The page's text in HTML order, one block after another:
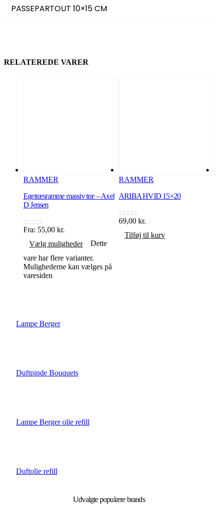
PASSEPARTOUT 10×15 CM
RELATEREDE VARER
RAMMER
Egetræsramme massiv træ – Axel
D Jensen
0ud af 5
Fra: 55,00 kr.
Vælg muligheder
Dette
vare har flere varianter.
Mulighederne kan vælges på
varesiden
RAMMER
ARIBA HVID 15×20
0ud af 5
69,00 kr.
Tilføj til kurv
Lampe Berger
Duftpinde Bouquets
Lampe Berger olie refill
Duftolie refill
Udvalgte populære brands